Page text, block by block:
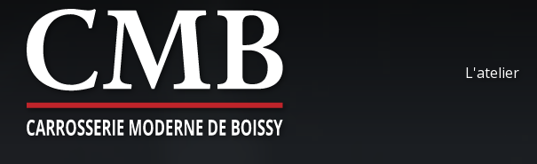
L'atelier